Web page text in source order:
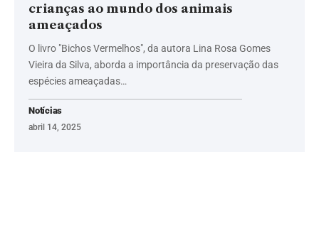
crianças ao mundo dos animais
ameaçados
O livro "Bichos Vermelhos", da autora Lina Rosa Gomes
Vieira da Silva, aborda a importância da preservação das
espécies ameaçadas…
Notícias
abril 14, 2025